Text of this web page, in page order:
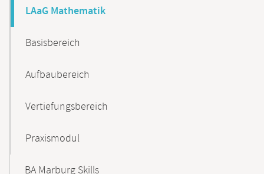
LAaG Mathematik
Basisbereich
Aufbaubereich
Vertiefungsbereich
Praxismodul
BA Marburg Skills